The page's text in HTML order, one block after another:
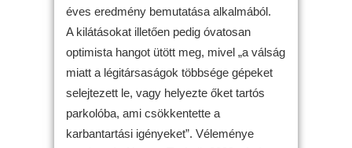
éves eredmény bemutatása alkalmából.
A kilátásokat illetően pedig óvatosan
optimista hangot ütött meg, mivel „a válság
miatt a légitársaságok többsége gépeket
selejtezett le, vagy helyezte őket tartós
parkolóba, ami csökkentette a
karbantartási igényeket”. Véleménye